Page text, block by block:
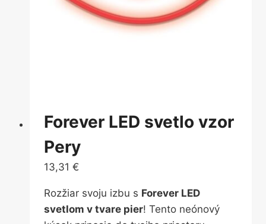
Forever LED svetlo vzor
Pery
13,31 €
Rozžiar svoju izbu s Forever LED
svetlom v tvare pier! Tento neónový